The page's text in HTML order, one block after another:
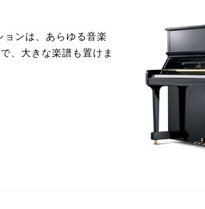
ョンは、あらゆる音楽
、大きな楽譜も置けま